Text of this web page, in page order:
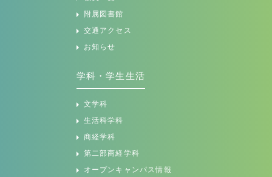
附属図書館
交通アクセス
お知らせ
学科・学生生活
文学科
生活科学科
商経学科
第二部商経学科
オープンキャンパス情報